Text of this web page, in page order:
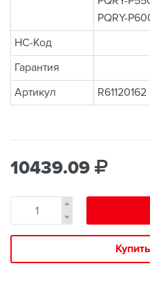
PQRY-
НС-Код
Гарантия
Артикул
R61120162
10439.09